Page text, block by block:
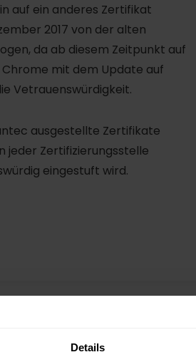
Details
auf ein anderes Zertifikat
2017 von der alten
da ab diesem Zeitpunkt auf
mit dem Update auf
Vetrauenswürdigkeit.
ausgestellte Zertifikate
jeder Zertifizierungsstelle
eingestuft wird.